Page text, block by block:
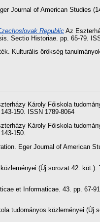
Journal of American Studies
Republic Az
Sectio Historiae. pp. 65-79.
Kulturális örökség
Károly Főiskola
150. ISSN 1789-8064
Károly Főiskola
150.
Eger Journal of American
(Új sorozat 42. köt.).
et Informaticae. 43. pp. 67-
tudományos közleményei (Új